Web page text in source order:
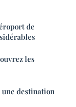
de
les
destination